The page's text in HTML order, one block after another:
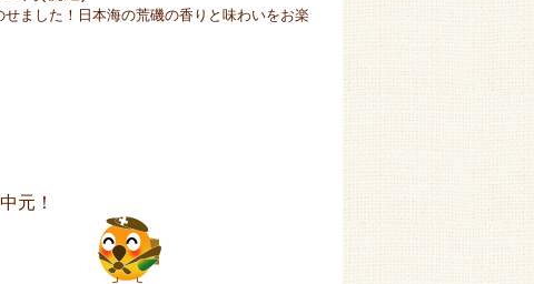
ました！日本海の荒磯の香りと味わいをお楽
元！